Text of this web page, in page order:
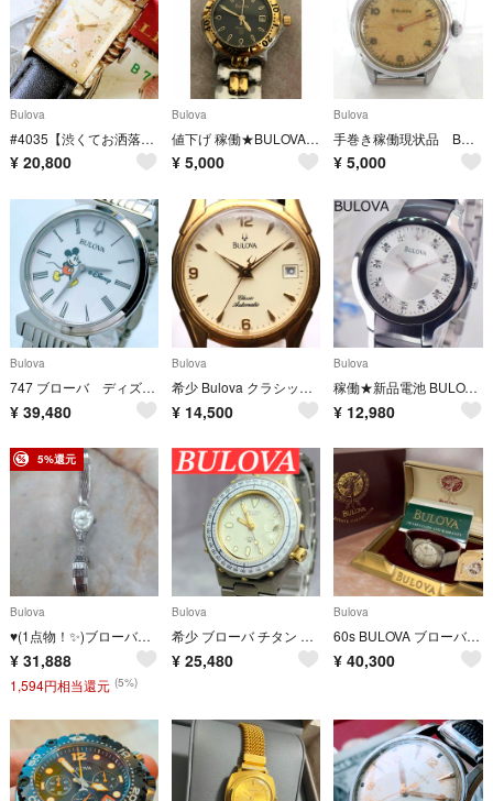
Bulova
#4035【渋くてお洒落】メンズ 腕時計 ブローバ 動作品 アンティーク 手巻き
¥ 20,800
Bulova
値下げ 稼働★BULOVA ブローバ マリーンスター レディース腕時計 電池新品
¥ 5,000
Bulova
手巻き稼働現状品 BULOVA 腕時計 ZJ11
¥ 5,000
Bulova
747 ブローバ ディズニー ミッキー ラウンド 腕時計 希少
¥ 39,480
Bulova
希少 Bulova クラシック 自動巻き シースルーバック メンズ 腕時計
¥ 14,500
Bulova
稼働★新品電池 BULOVA 11Pダイヤモンド メンズ ウォッチ 純正ベルト
¥ 12,980
5%還元
Bulova
♥(1点物！✨)ブローバー BULOVAウオッチヴィンテージ手巻き時計
¥ 31,888
1,594円相当還元 (5%)
Bulova
希少 ブローバ チタン クォーツ レディース 腕時計 デイト ビンテージ ベゼル
¥ 25,480
Bulova
60s BULOVA ブローバ 23石 アンティーク 自動巻き メッシュベルト
¥ 40,300